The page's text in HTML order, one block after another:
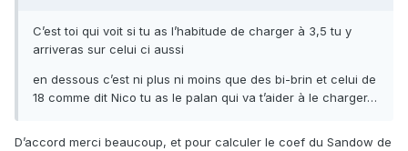
C’est toi qui voit si tu as l’habitude de charger à 3,5 tu y
arriveras sur celui ci aussi
en dessous c’est ni plus ni moins que des bi-brin et celui de
18 comme dit Nico tu as le palan qui va t’aider à le charger…
D’accord merci beaucoup, et pour calculer le coef du Sandow de